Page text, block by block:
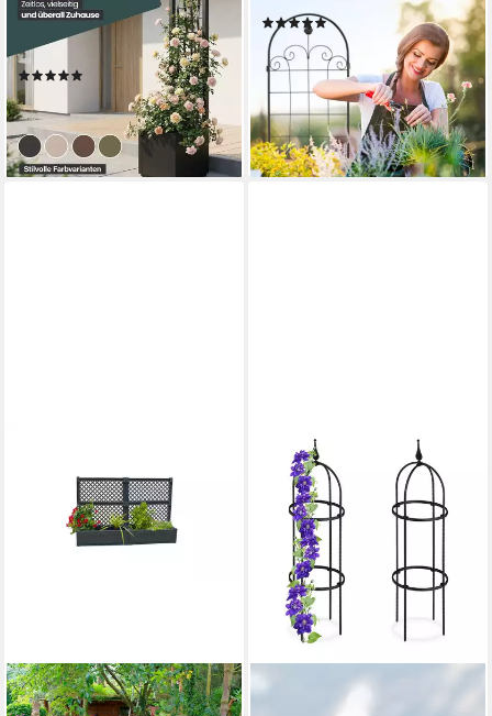
Optik (schmale Version) in
verschiedenen Farben, 1 St.
ab 49,99 €
lieferbar - in 3-4 Werktagen bei dir
(4)
44,99 € UVP
-36%
lieferbar - in 2-3 Werktagen bei dir